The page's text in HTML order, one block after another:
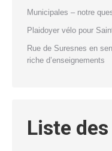
Municipales – notre
Plaidoyer vélo pour
Rue de Suresnes en
riche d’enseignements
Liste